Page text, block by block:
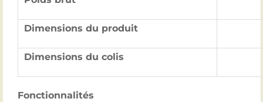
Dimensions du produit
Dimensions du colis
Fonctionnalités